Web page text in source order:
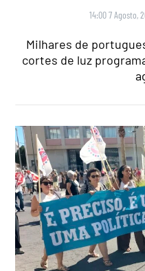
14:00 7 Agosto,
Milhares de
cortes de luz